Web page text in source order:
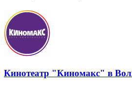
Кинотеатр "Киномакс" в